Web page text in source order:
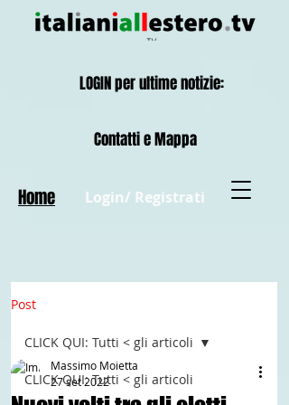
Login/ Registrati
Contatti e Mappa
Home
LOGIN per ultime notizie:
Post
CLICK QUI: Tutti < gli articoli
CLICK QUI: Tutti < gli articoli
Massimo Moietta
27 set 2022